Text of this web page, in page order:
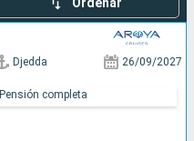
Ordenar
Djedda 26/09/2027
Pensión completa